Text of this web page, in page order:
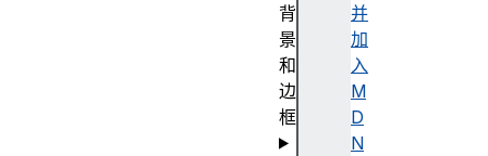
并
加
入
M
D
N
背
景
和
边
框